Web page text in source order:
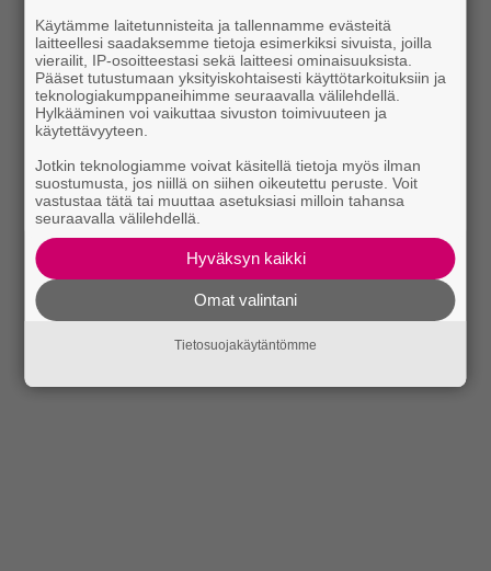
Käytämme laitetunnisteita ja tallennamme evästeitä
laitteellesi saadaksemme tietoja esimerkiksi sivuista, joilla
vierailit, IP-osoitteestasi sekä laitteesi ominaisuuksista.
Pääset tutustumaan yksityiskohtaisesti käyttötarkoituksiin ja
teknologiakumppaneihimme seuraavalla välilehdellä.
Hylkääminen voi vaikuttaa sivuston toimivuuteen ja
käytettävyyteen.
Jotkin teknologiamme voivat käsitellä tietoja myös ilman
suostumusta, jos niillä on siihen oikeutettu peruste. Voit
vastustaa tätä tai muuttaa asetuksiasi milloin tahansa
seuraavalla välilehdellä.
Hyväksyn kaikki
Omat valintani
Tietosuojakäytäntömme